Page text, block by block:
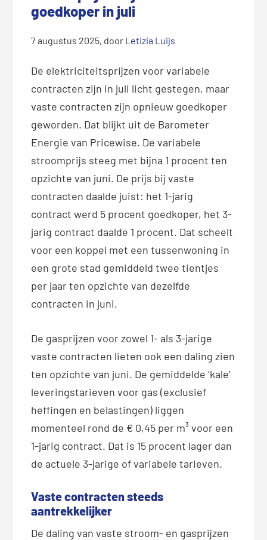
goedkoper in juli
7 augustus 2025, door Letizia Luijs
De elektriciteitsprijzen voor variabele
contracten zijn in juli licht gestegen, maar
vaste contracten zijn opnieuw goedkoper
geworden. Dat blijkt uit de Barometer
Energie van Pricewise. De variabele
stroomprijs steeg met bijna 1 procent ten
opzichte van juni. De prijs bij vaste
contracten daalde juist: het 1-jarig
contract werd 5 procent goedkoper, het 3-
jarig contract daalde 1 procent. Dat scheelt
voor een koppel met een tussenwoning in
een grote stad gemiddeld twee tientjes
per jaar ten opzichte van dezelfde
contracten in juni.
De gasprijzen voor zowel 1- als 3-jarige
vaste contracten lieten ook een daling zien
ten opzichte van juni. De gemiddelde ‘kale’
leveringstarieven voor gas (exclusief
heffingen en belastingen) liggen
momenteel rond de € 0,45 per m³ voor een
1-jarig contract. Dat is 15 procent lager dan
de actuele 3-jarige of variabele tarieven.
Vaste contracten steeds
aantrekkelijker
De daling van vaste stroom- en gasprijzen